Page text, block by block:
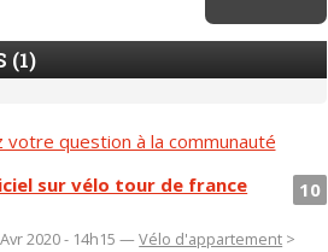
(1)
votre question à la communauté
10
sur vélo tour de france
2020 - 14h15 —Vélo d'appartement >